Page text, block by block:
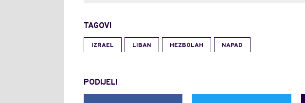
TAGOVI
IZRAEL LIBAN HEZBOLAH NAPAD
PODIJELI